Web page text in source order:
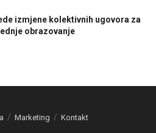
izmjene kolektivnih ugovora za
obrazovanje
Marketing Kontakt